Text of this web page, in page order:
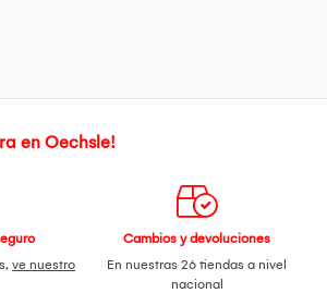
en Oechsle!
ve nuestro
Cambios y devoluciones
En nuestras 26 tiendas a nivel
nacional